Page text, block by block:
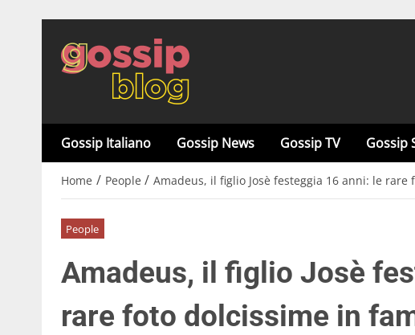
Gossip Italiano Gossip News Gossip TV Gossip
Home / People / Amadeus, il figlio Josè festeggia 16 anni: le
People
Amadeus, il figlio Josè
rare foto dolcissime in